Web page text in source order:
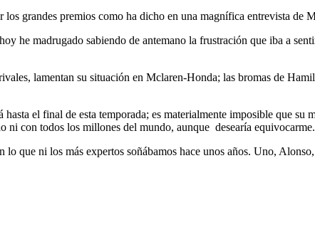
los grandes premios como ha dicho en una magnífica entrevista
he madrugado sabiendo de antemano la frustración que iba a
lamentan su situación en Mclaren-Honda; las bromas de
el final de esta temporada; es materialmente imposible que
ni con todos los millones del mundo, aunque desearía equivocarme.
lo que ni los más expertos soñábamos hace unos años. Uno,